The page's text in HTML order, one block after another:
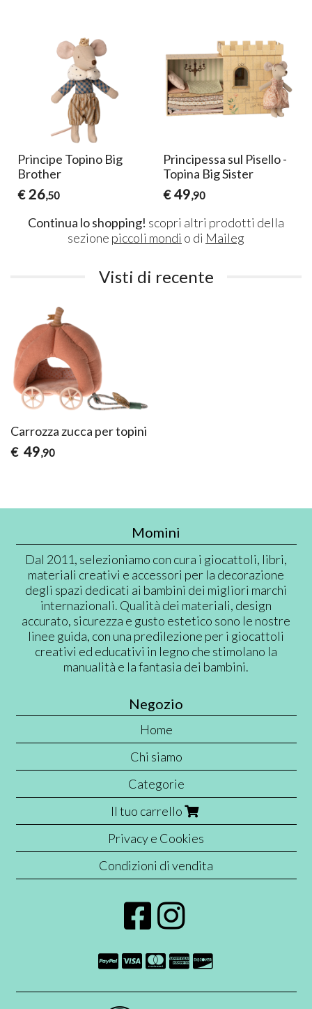
Principe Topino Big
Brother
€ 26,50
Principessa sul Pisello -
Topina Big Sister
€ 49,90
Continua lo shopping! scopri altri prodotti della
sezione piccoli mondi o di Maileg
Visti di recente
Carrozza zucca per topini
€ 49,90
Momini
Dal 2011, selezioniamo con cura i giocattoli, libri,
materiali creativi e accessori per la decorazione
degli spazi dedicati ai bambini dei migliori marchi
internazionali. Qualità dei materiali, design
accurato, sicurezza e gusto estetico sono le nostre
linee guida, con una predilezione per i giocattoli
creativi ed educativi in legno che stimolano la
manualità e la fantasia dei bambini.
Negozio
Home
Chi siamo
Categorie
Il tuo carrello
Privacy e Cookies
Condizioni di vendita